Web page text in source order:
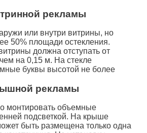
рекламы
или внутри витрины, но
50% площади остекления.
должна отступать от
на 0,15 м. На стекле
буквы высотой не более
рекламы
монтировать объемные
подсветкой. На крыше
быть размещена только одна